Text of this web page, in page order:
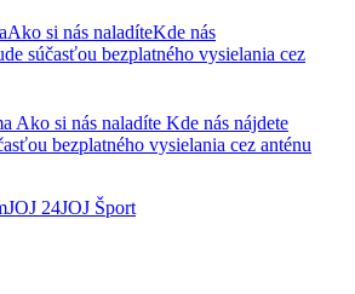
Ako si nás naladíteKde nás
súčasťou bezplatného vysielania cez
Ako si nás naladíte Kde nás nájdete
bezplatného vysielania cez anténu
JOJ 24JOJ Šport